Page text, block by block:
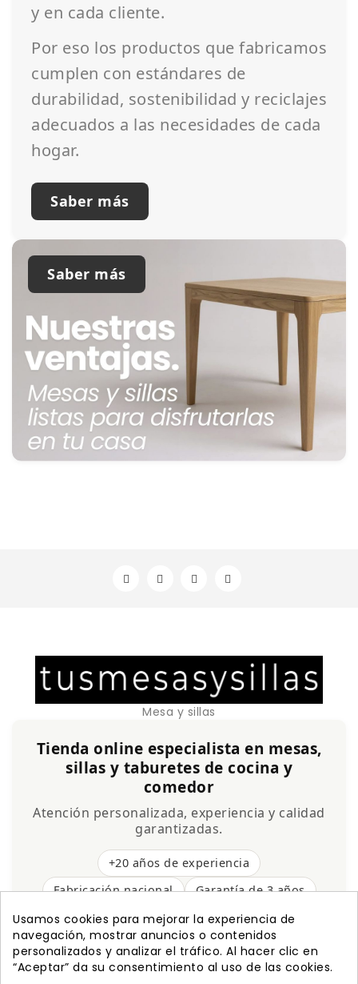
y en cada cliente.
Por eso los productos que fabricamos
cumplen con estándares de
durabilidad, sostenibilidad y reciclajes
adecuados a las necesidades de cada
hogar.
Saber más
Saber más
Mesa y sillas
Tienda online especialista en mesas,
sillas y taburetes de cocina y
comedor
Atención personalizada, experiencia y calidad
garantizadas.
+20 años de experiencia
Fabricación nacional
Garantía de 3 años
Envío gratis
Usamos cookies para mejorar la experiencia de
navegación, mostrar anuncios o contenidos
personalizados y analizar el tráfico. Al hacer clic en
“Aceptar” da su consentimiento al uso de las cookies.